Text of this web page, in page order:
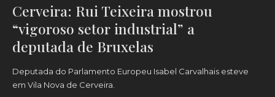
Cerveira: Rui Teixeira mostrou
“vigoroso setor industrial” a
deputada de Bruxelas
Deputada do Parlamento Europeu Isabel Carvalhais esteve
em Vila Nova de Cerveira.